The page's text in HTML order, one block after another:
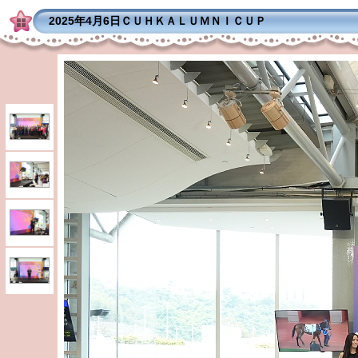
2025年4月6日ＣＵＨＫＡＬＵＭＮＩＣＵＰ